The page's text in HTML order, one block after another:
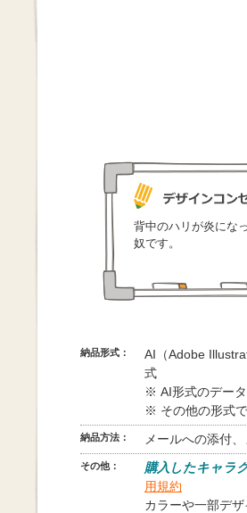
背中のハリが炎にな
奴です。
納品形式：
AI（Adobe
式
※ AI形式のデー
※ その他の形式
納品方法： メールへの添付
その他：
購入したキャラ
用規約
カラーや一部デ